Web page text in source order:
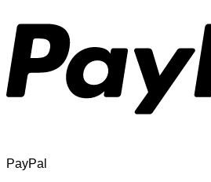
PayPal